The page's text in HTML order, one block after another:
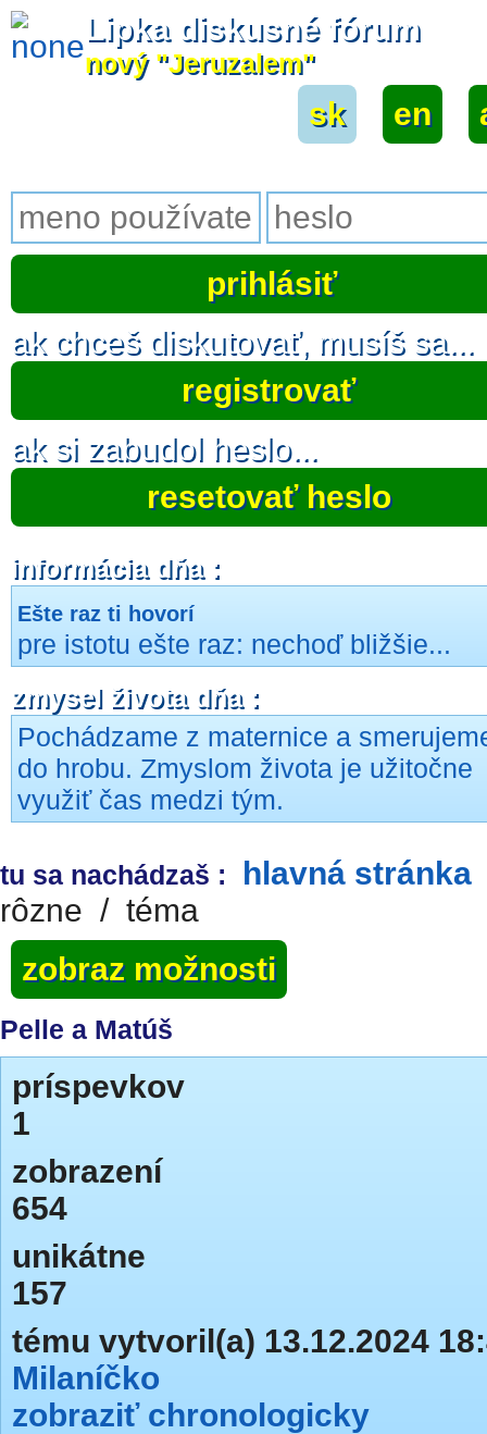
Lipka diskusné fórum
nový "Jeruzalem"
sk en
ak chceš diskutovať, musíš sa...
registrovať
ak si zabudol heslo...
resetovať heslo
informácia dňa :
Ešte raz ti hovorí
pre istotu ešte raz: nechoď bližšie...
zmysel života dňa :
Pochádzame z maternice a
do hrobu. Zmyslom života je užitočne
využiť čas medzi tým.
tu sa nachádzaš : hlavná stránka
rôzne / téma
zobraz možnosti
Pelle a Matúš
príspevkov
1
zobrazení
654
unikátne
157
tému vytvoril(a) 13.12.2024
Milaníčko
zobraziť chronologicky